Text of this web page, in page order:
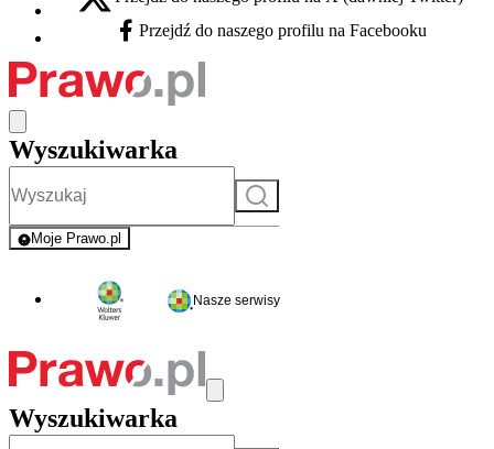
X - otwiera się w nowej karcie
Facebook - otwiera się w nowej karcie
Przejdź do naszego profilu na Facebooku
Wyszukiwarka
Szukaj
Moje Prawo.pl
- rejestracja i logowanie do serwisu
Nasze serwisy
Wyszukiwarka